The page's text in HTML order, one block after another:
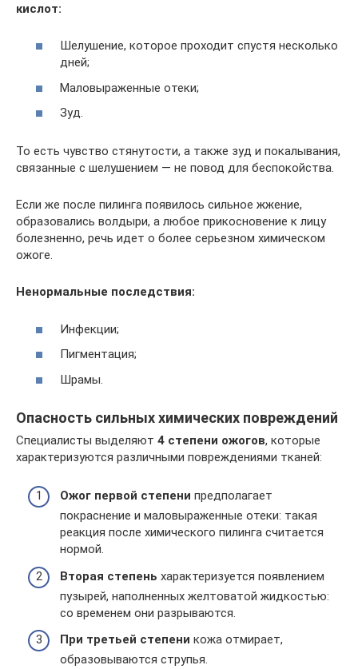
кислот:
Шелушение, которое проходит спустя несколько
дней;
Маловыраженные отеки;
Зуд.
То есть чувство стянутости, а также зуд и покалывания,
связанные с шелушением — не повод для беспокойства.
Если же после пилинга появилось сильное жжение,
образовались волдыри, а любое прикосновение к лицу
болезненно, речь идет о более серьезном химическом
ожоге.
Ненормальные последствия:
Инфекции;
Пигментация;
Шрамы.
Опасность сильных химических повреждений
Специалисты выделяют 4 степени ожогов, которые
характеризуются различными повреждениями тканей:
Ожог первой степени предполагает
покраснение и маловыраженные отеки: такая
реакция после химического пилинга считается
нормой.
Вторая степень характеризуется появлением
пузырей, наполненных желтоватой жидкостью:
со временем они разрываются.
При третьей степени кожа отмирает,
образовываются струпья.